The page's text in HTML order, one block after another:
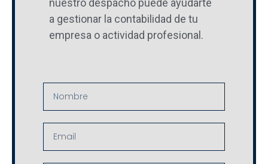
en
Ourense
nuestro despacho puede ayudarte
a gestionar la contabilidad de tu
empresa o actividad profesional.